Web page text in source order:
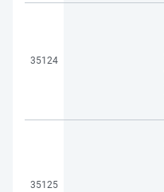
35124
35125